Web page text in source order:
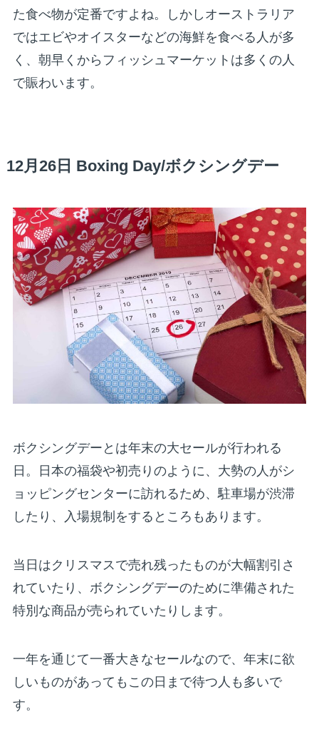
た食べ物が定番ですよね。しかしオーストラリア
ではエビやオイスターなどの海鮮を食べる人が多
く、朝早くからフィッシュマーケットは多くの人
で賑わいます。
12月26日 Boxing Day/ボクシングデー
ボクシングデーとは年末の大セールが行われる
日。日本の福袋や初売りのように、大勢の人がシ
ョッピングセンターに訪れるため、駐車場が渋滞
したり、入場規制をするところもあります。
当日はクリスマスで売れ残ったものが大幅割引さ
れていたり、ボクシングデーのために準備された
特別な商品が売られていたりします。
一年を通じて一番大きなセールなので、年末に欲
しいものがあってもこの日まで待つ人も多いで
す。